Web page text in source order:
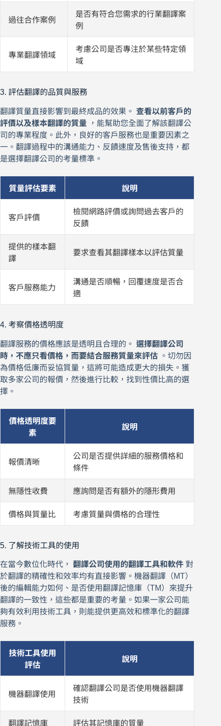
過往合作案例
是否有符合您需求的行業翻譯案
例
專業翻譯領域
考慮公司是否專注於某些特定領
域
3. 評估翻譯的品質與服務
翻譯質量直接影響到最終成品的效果。 查看以前客戶的
評價以及樣本翻譯的質量 ，能幫助您全面了解該翻譯公
司的專業程度。此外，良好的客戶服務也是重要因素之
一。翻譯過程中的溝通能力、反饋速度及售後支持，都
是選擇翻譯公司的考量標準。
質量評估要素 說明
客戶評價
檢閱網路評價或詢問過去客戶的
反饋
提供的樣本翻
譯
要求查看其翻譯樣本以評估質量
客戶服務能力
溝通是否順暢，回覆速度是否合
適
4. 考察價格透明度
翻譯服務的價格應該是透明且合理的。 選擇翻譯公司
時，不應只看價格，而要結合服務質量來評估 。切勿因
為價格低廉而妥協質量，這將可能造成更大的損失。獲
取多家公司的報價，然後進行比較，找到性價比高的選
擇。
價格透明度要
素
說明
報價清晰
公司是否提供詳細的服務價格和
條件
無隱性收費 應詢問是否有額外的隱形費用
價格與質量比 考慮質量與價格的合理性
5. 了解技術工具的使用
在當今數位化時代， 翻譯公司使用的翻譯工具和軟件 對
於翻譯的精確性和效率均有直接影響。機器翻譯（MT）
後的編輯能力如何、是否使用翻譯記憶庫（TM）來提升
翻譯的一致性，這些都是重要的考量。如果一家公司能
夠有效利用技術工具，則能提供更高效和標準化的翻譯
服務。
技術工具使用
評估
說明
機器翻譯使用
確認翻譯公司是否使用機器翻譯
技術
翻譯記憶庫 評估其記憶庫的質量